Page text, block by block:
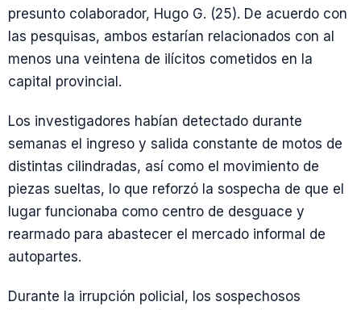
presunto colaborador, Hugo G. (25). De acuerdo con
las pesquisas, ambos estarían relacionados con al
menos una veintena de ilícitos cometidos en la
capital provincial.
Los investigadores habían detectado durante
semanas el ingreso y salida constante de motos de
distintas cilindradas, así como el movimiento de
piezas sueltas, lo que reforzó la sospecha de que el
lugar funcionaba como centro de desguace y
rearmado para abastecer el mercado informal de
autopartes.
Durante la irrupción policial, los sospechosos